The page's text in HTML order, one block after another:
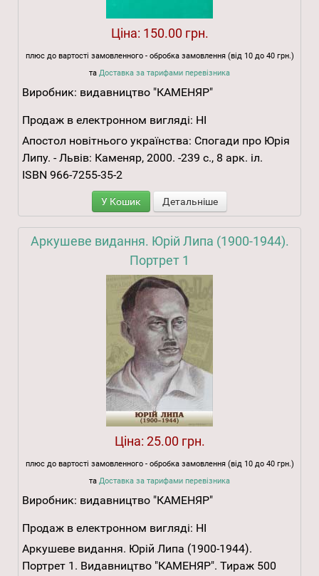
Ціна: 150.00 грн.
плюс до вартості замовленного - обробка замовлення (від 10 до 40 грн.)
та Доставка за тарифами перевізника
Виробник: видавництво "КАМЕНЯР"
Продаж в електронном вигляді: НІ
Апостол новітнього українства: Спогади про Юрія
Липу. - Львів: Каменяр, 2000. -239 с., 8 арк. іл.
ISBN 966-7255-35-2
У Кошик Детальніше
Аркушеве видання. Юрій Липа (1900-1944).
Портрет 1
Ціна: 25.00 грн.
плюс до вартості замовленного - обробка замовлення (від 10 до 40 грн.)
та Доставка за тарифами перевізника
Виробник: видавництво "КАМЕНЯР"
Продаж в електронном вигляді: НІ
Аркушеве видання. Юрій Липа (1900-1944).
Портрет 1. Видавництво "КАМЕНЯР". Тираж 500